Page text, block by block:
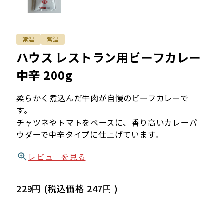
ハウス レストラン用ビーフカレー
中辛 200g
柔らかく煮込んだ牛肉が自慢のビーフカレーで
す。
チャツネやトマトをベースに、香り高いカレーパ
ウダーで中辛タイプに仕上げています。
レビューを見る
229円 (税込価格 247円 )
常温 常温